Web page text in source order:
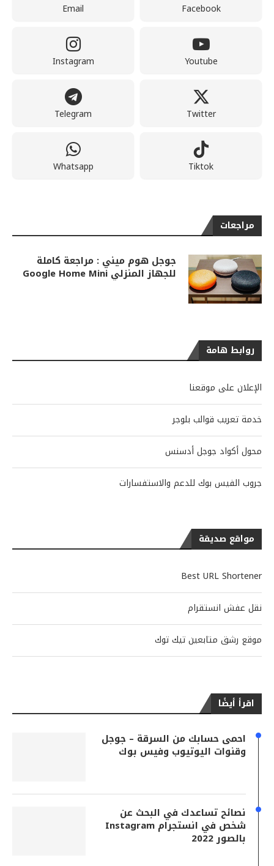
Facebook
Email
Youtube
Instagram
Twitter
Telegram
Tiktok
Whatsapp
مراجعات
جوجل هوم ميني : مراجعة كاملة
للجهاز المنزلي Google Home Mini
روابط هامة
الإعلان على موقعنا
خدمة تعريب قوالب بلوجر
محول أكواد جوجل أدسنس
جروب الفيس بوك للدعم والاستفسارات
مواقع صديقة
Best URL Shortener
نقل عفش انستقرام
موقع رشق متابعين تيك توك
اقرأ أيضًا
احمى حسابك من السرقة – جوجل
وقنوات اليوتيوب وفيس بوك
نصائح تساعدك في البحث عن
شخص في انستجرام Instagram
بالصور 2022